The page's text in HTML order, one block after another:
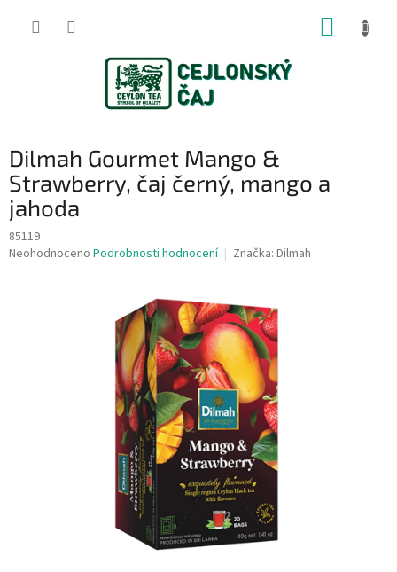
Dilmah Gourmet Mango &
Strawberry, čaj černý, mango a
jahoda
85119
Průměrné
Neohodnoceno Podrobnosti hodnocení Značka: Dilmah